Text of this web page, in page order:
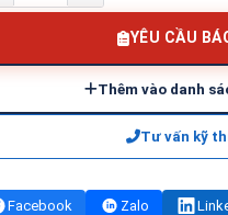
YÊU CẦU
Thêm vào danh
Tư vấn kỹ
Facebook Zalo